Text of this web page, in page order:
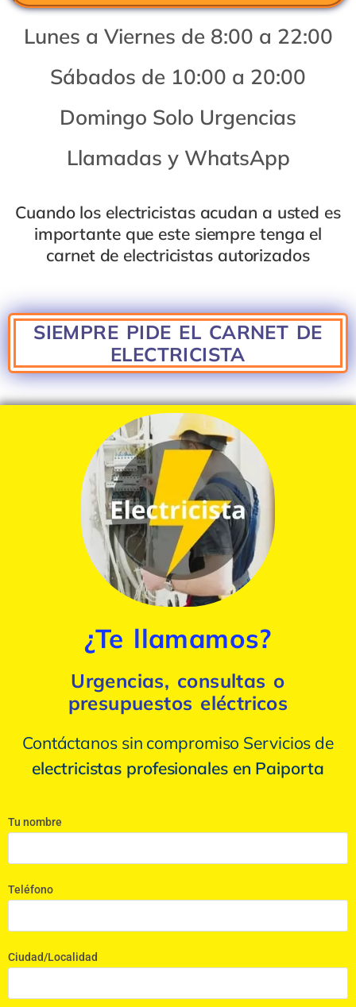
Lunes a Viernes de 8:00 a 22:00
Sábados de 10:00 a 20:00
Domingo Solo Urgencias
Llamadas y WhatsApp
Cuando los electricistas acudan a usted es
importante que este siempre tenga el
carnet de electricistas autorizados
SIEMPRE PIDE EL CARNET DE
ELECTRICISTA
¿Te llamamos?
Urgencias, consultas o
presupuestos eléctricos
Contáctanos sin compromiso Servicios de
electricistas profesionales en Paiporta
Tu nombre
Teléfono
Ciudad/Localidad